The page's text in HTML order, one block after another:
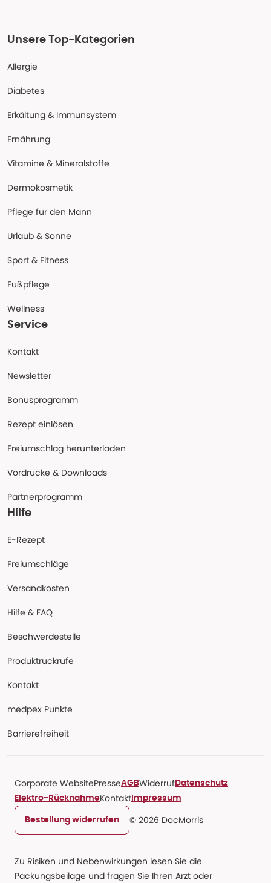
Unsere Top-Kategorien
Allergie
Diabetes
Erkältung & Immunsystem
Ernährung
Vitamine & Mineralstoffe
Dermokosmetik
Pflege für den Mann
Urlaub & Sonne
Sport & Fitness
Fußpflege
Wellness
Service
Kontakt
Newsletter
Bonusprogramm
Rezept einlösen
Freiumschlag herunterladen
Vordrucke & Downloads
Partnerprogramm
Hilfe
E-Rezept
Freiumschläge
Versandkosten
Hilfe & FAQ
Beschwerdestelle
Produktrückrufe
Kontakt
medpex Punkte
Barrierefreiheit
Corporate WebsitePresseAGBWiderruf Datenschutz
Elektro-RücknahmeKontakt Impressum
Bestellung widerrufen © 2026 DocMorris
Zu Risiken und Nebenwirkungen lesen Sie die
Packungsbeilage und fragen Sie Ihren Arzt oder